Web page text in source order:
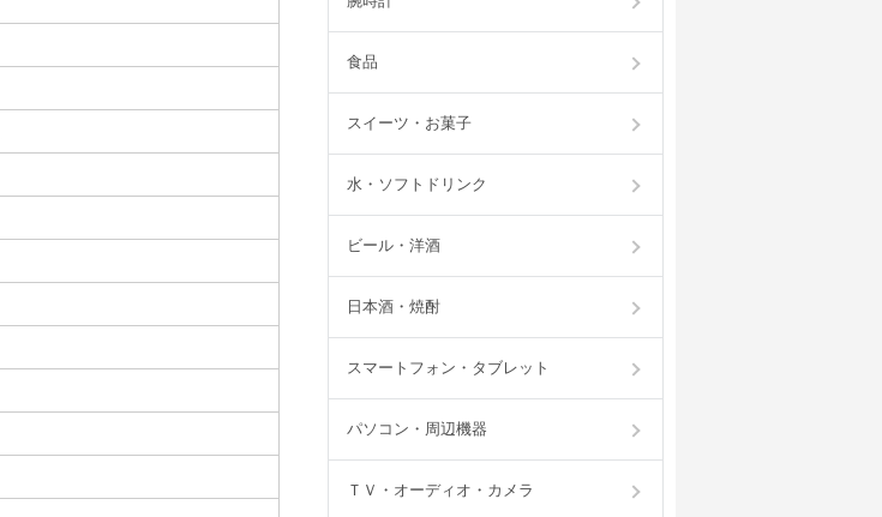
食品
スイーツ・お菓子
水・ソフトドリンク
ビール・洋酒
日本酒・焼酎
スマートフォン・タブレット
パソコン・周辺機器
ＴＶ・オーディオ・カメラ